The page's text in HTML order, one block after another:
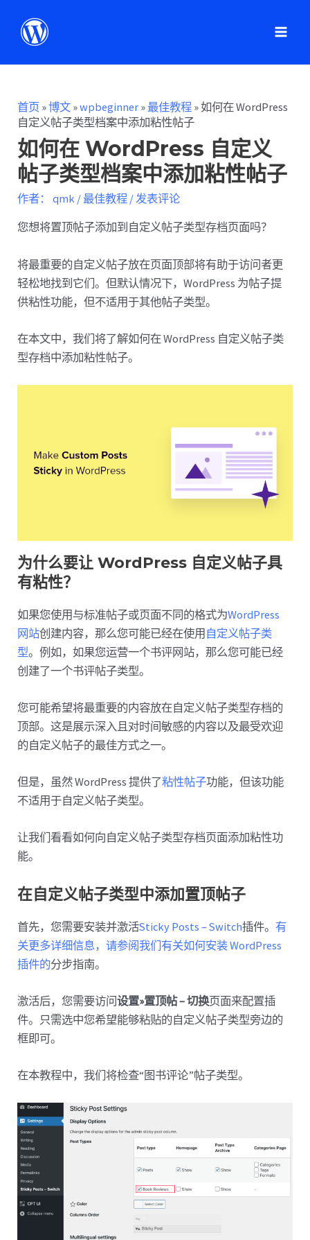
首页 »博文 »wpbeginner »最佳教程 »如何在 WordPress
自定义帖子类型档案中添加粘性帖子
如何在 WordPress 自定义
帖子类型档案中添加粘性帖子
作者： qmk /最佳教程 /发表评论
您想将置顶帖子添加到自定义帖子类型存档页面吗？
将最重要的自定义帖子放在页面顶部将有助于访问者更
轻松地找到它们。但默认情况下，WordPress 为帖子提
供粘性功能，但不适用于其他帖子类型。
在本文中，我们将了解如何在 WordPress 自定义帖子类
型存档中添加粘性帖子。
为什么要让 WordPress 自定义帖子具
有粘性？
如果您使用与标准帖子或页面不同的格式为WordPress
网站创建内容，那么您可能已经在使用自定义帖子类
型。例如，如果您运营一个书评网站，那么您可能已经
创建了一个书评帖子类型。
您可能希望将最重要的内容放在自定义帖子类型存档的
顶部。这是展示深入且对时间敏感的内容以及最受欢迎
的自定义帖子的最佳方式之一。
但是，虽然 WordPress 提供了粘性帖子功能，但该功能
不适用于自定义帖子类型。
让我们看看如何向自定义帖子类型存档页面添加粘性功
能。
在自定义帖子类型中添加置顶帖子
首先，您需要安装并激活Sticky Posts – Switch插件。 有
关更多详细信息，请参阅我们有关如何安装 WordPress
插件的分步指南。
激活后，您需要访问设置»置顶帖 – 切换页面来配置插
件。只需选中您希望能够粘贴的自定义帖子类型旁边的
框即可。
在本教程中，我们将检查“图书评论”帖子类型。